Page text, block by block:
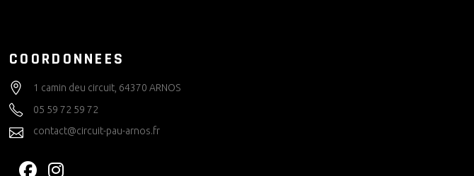
COORDONNEES
1 camin deu circuit, 64370 ARNOS
05 59 72 59 72
contact@circuit-pau-arnos.fr